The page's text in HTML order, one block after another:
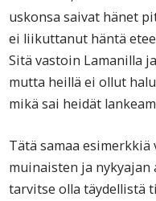
uskonsa saivat hänet
ei liikuttanut häntä
Sitä vastoin Lamanilla
mutta heillä ei ollut
mikä sai heidät
Tätä samaa
muinaisten ja nykyajan
tarvitse olla täydellistä